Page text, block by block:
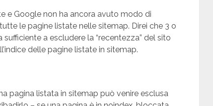
e Google non ha ancora avuto modo di
le pagine listate nelle sitemap. Direi che 3 o
a escludere la “recentezza” del sito
delle pagine listate in sitemap.
pagina listata in sitemap può venire esclusa